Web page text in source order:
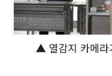
▲ 열감지 카메라